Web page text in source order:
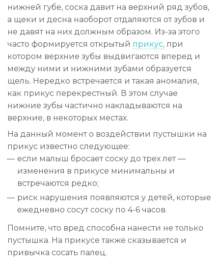
нижней губе, соска давит на верхний ряд зубов,
а щеки и десна наоборот отдаляются от зубов и
не давят на них должным образом. Из-за этого
часто формируется открытый прикус, при
котором верхние зубы выдвигаются вперед и
между ними и нижними зубами образуется
щель. Нередко встречается и такая аномалия,
как прикус перекрестный. В этом случае
нижние зубы частично накладываются на
верхние, в некоторых местах.
На данный момент о воздействии пустышки на
прикус известно следующее:
если малыш бросает соску до трех лет —
изменения в прикусе минимальны и
встречаются редко;
риск нарушения появляются у детей, которые
ежедневно сосут соску по 4-6 часов.
Помните, что вред способна нанести не только
пустышка. На прикусе также сказывается и
привычка сосать палец.